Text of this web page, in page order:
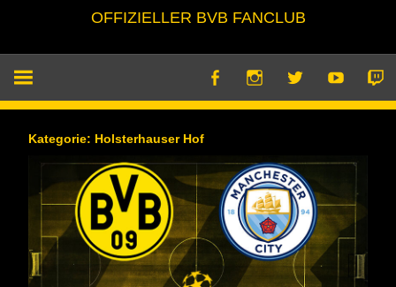
OFFIZIELLER BVB FANCLUB
Kategorie: Holsterhauser Hof